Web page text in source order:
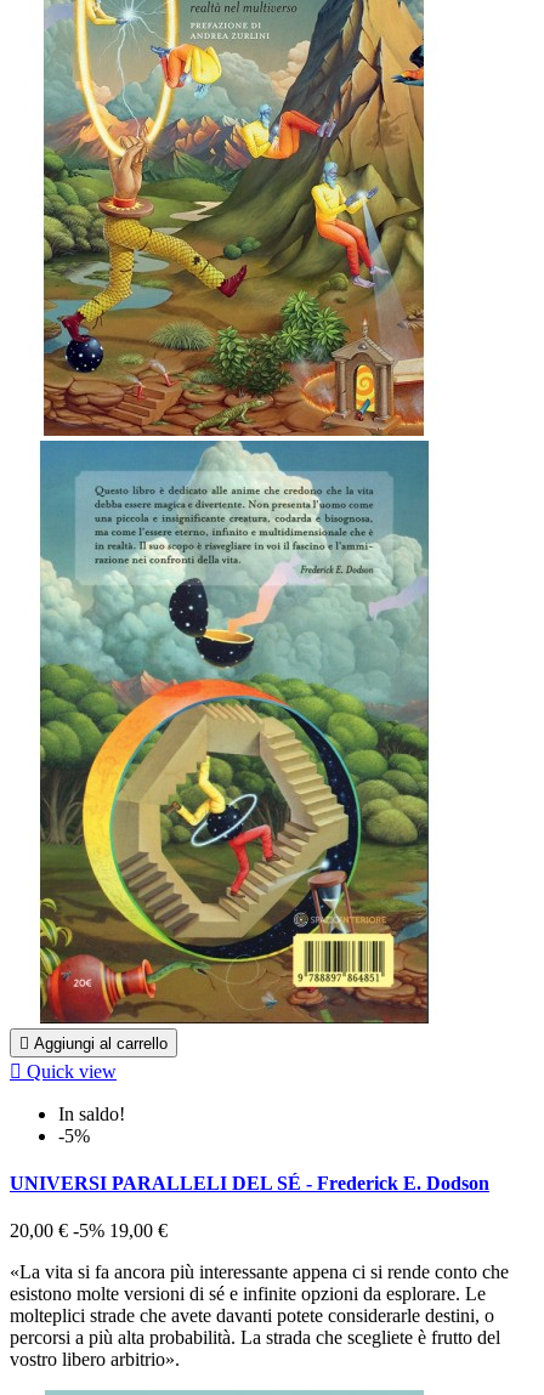
 Aggiungi al carrello
 Quick view
In saldo!
-5%
UNIVERSI PARALLELI DEL SÉ - Frederick E. Dodson
20,00 € -5% 19,00 €
«La vita si fa ancora più interessante appena ci si rende conto che
esistono molte versioni di sé e infinite opzioni da esplorare. Le
molteplici strade che avete davanti potete considerarle destini, o
percorsi a più alta probabilità. La strada che scegliete è frutto del
vostro libero arbitrio».